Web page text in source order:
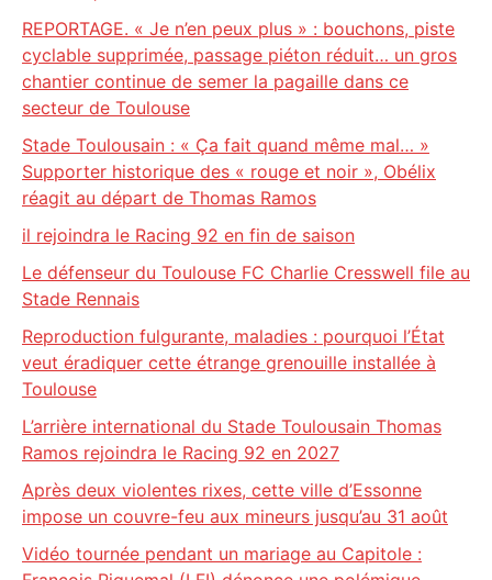
REPORTAGE. « Je n’en peux plus » : bouchons, piste
cyclable supprimée, passage piéton réduit… un gros
chantier continue de semer la pagaille dans ce
secteur de Toulouse
Stade Toulousain : « Ça fait quand même mal… »
Supporter historique des « rouge et noir », Obélix
réagit au départ de Thomas Ramos
il rejoindra le Racing 92 en fin de saison
Le défenseur du Toulouse FC Charlie Cresswell file au
Stade Rennais
Reproduction fulgurante, maladies : pourquoi l’État
veut éradiquer cette étrange grenouille installée à
Toulouse
L’arrière international du Stade Toulousain Thomas
Ramos rejoindra le Racing 92 en 2027
Après deux violentes rixes, cette ville d’Essonne
impose un couvre-feu aux mineurs jusqu’au 31 août
Vidéo tournée pendant un mariage au Capitole :